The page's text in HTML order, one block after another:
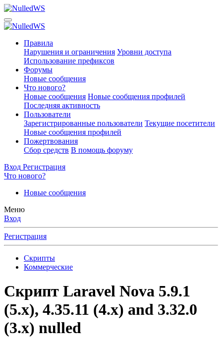
Правила
Нарушения и ограничения Уровни доступа
Использование префиксов
Форумы
Новые сообщения
Что нового?
Новые сообщения Новые сообщения профилей
Последняя активность
Пользователи
Зарегистрированные пользователи Текущие посетители
Новые сообщения профилей
Пожертвования
Сбор средств В помощь форуму
Вход Регистрация
Что нового?
Новые сообщения
Меню
Вход
Регистрация
Скрипты
Коммерческие
Скрипт Laravel Nova 5.9.1
(5.x), 4.35.11 (4.x) and 3.32.0
(3.x) nulled